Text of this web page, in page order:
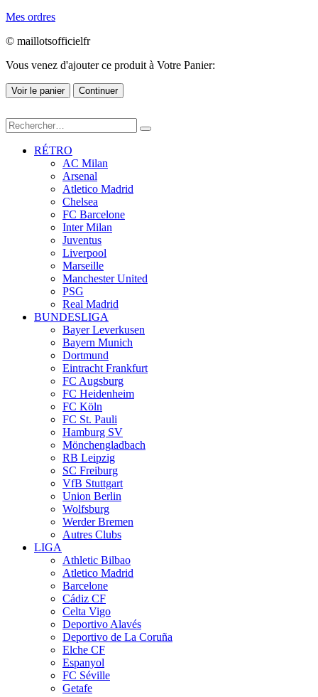
Mes ordres
© maillotsofficielfr
Vous venez d'ajouter ce produit à Votre Panier:
Voir le panier Continuer
RÉTRO
AC Milan
Arsenal
Atletico Madrid
Chelsea
FC Barcelone
Inter Milan
Juventus
Liverpool
Marseille
Manchester United
PSG
Real Madrid
BUNDESLIGA
Bayer Leverkusen
Bayern Munich
Dortmund
Eintracht Frankfurt
FC Augsburg
FC Heidenheim
FC Köln
FC St. Pauli
Hamburg SV
Mönchengladbach
RB Leipzig
SC Freiburg
VfB Stuttgart
Union Berlin
Wolfsburg
Werder Bremen
Autres Clubs
LIGA
Athletic Bilbao
Atletico Madrid
Barcelone
Cádiz CF
Celta Vigo
Deportivo Alavés
Deportivo de La Coruña
Elche CF
Espanyol
FC Séville
Getafe